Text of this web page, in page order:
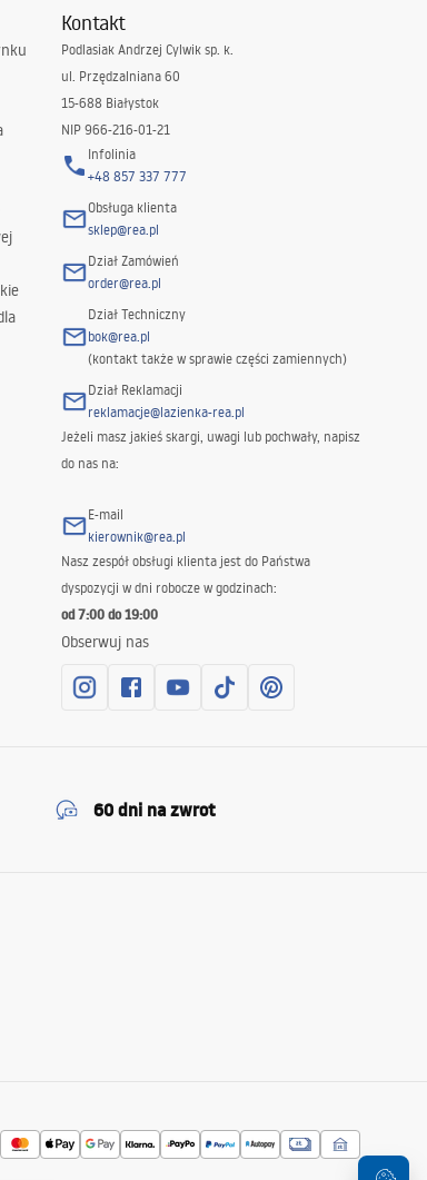
Kontakt
Podlasiak Andrzej Cylwik sp. k.
ul. Przędzalniana 60
15-688 Białystok
NIP 966-216-01-21
Infolinia
+48 857 337 777
Obsługa klienta
sklep@rea.pl
Dział Zamówień
order@rea.pl
Dział Techniczny
bok@rea.pl
(kontakt także w sprawie części zamiennych)
Dział Reklamacji
reklamacje@lazienka-rea.pl
Jeżeli masz jakieś skargi, uwagi lub pochwały, napisz
do nas na:
E-mail
kierownik@rea.pl
Nasz zespół obsługi klienta jest do Państwa
dyspozycji w dni robocze w godzinach:
od 7:00 do 19:00
Obserwuj nas
60 dni na zwrot